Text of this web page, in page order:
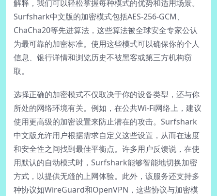
解释，我们可以轻松掌握每种模式的优势和适用场景。
Surfshark中文版的加密模式包括AES-256-GCM、
ChaCha20等先进算法，这些算法被全球安全专家公认
为最可靠的加密标准。使用这些模式可以确保你的个人
信息、银行详情和浏览历史不被黑客或第三方机构窃
取。
选择正确的加密模式不仅取决于你的设备类型，还与你
所处的网络环境有关。例如，在公共Wi-Fi网络上，建议
使用更高级的加密设置来防止潜在的攻击。Surfshark
中文版允许用户根据需求自定义这些设置，从而在速度
和安全性之间找到最佳平衡点。许多用户反馈说，在使
用默认的自动模式时，Surfshark能够智能地切换加密
方式，以提供无缝的上网体验。此外，该服务还支持多
种协议如WireGuard和OpenVPN，这些协议与加密模